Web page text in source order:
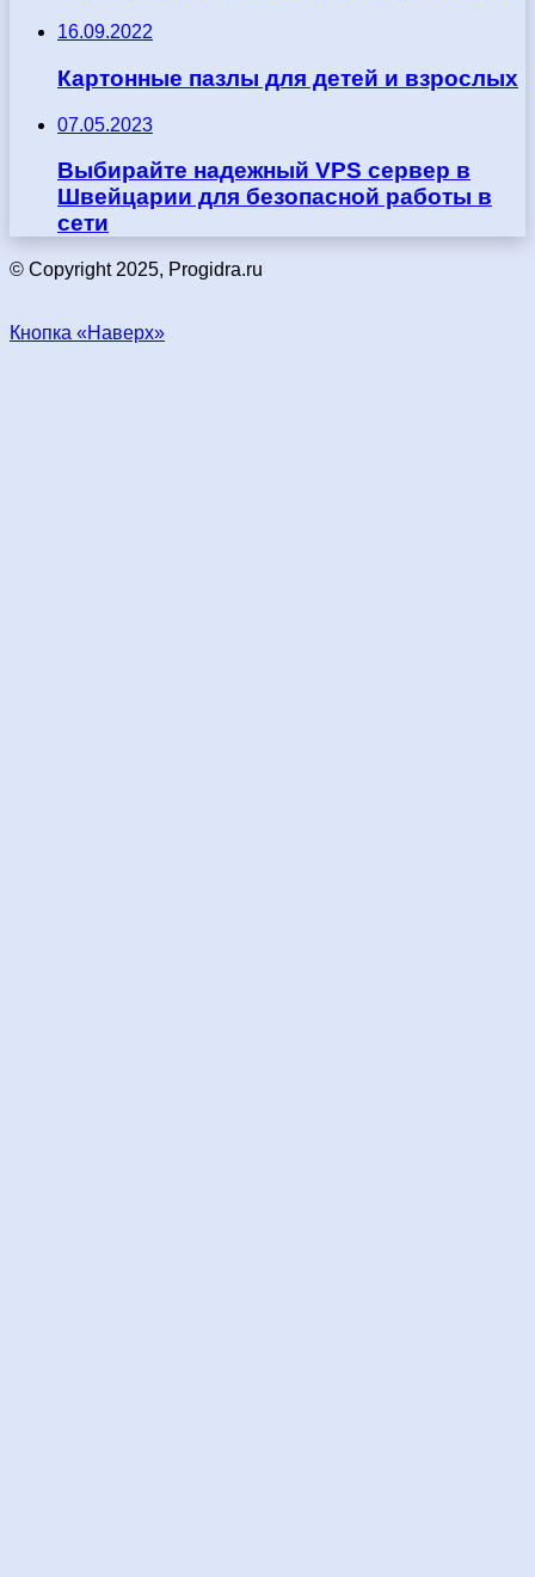
16.09.2022
Картонные пазлы для детей и взрослых
07.05.2023
Выбирайте надежный VPS сервер в
Швейцарии для безопасной работы в
сети
© Copyright 2025, Progidra.ru
Кнопка «Наверх»